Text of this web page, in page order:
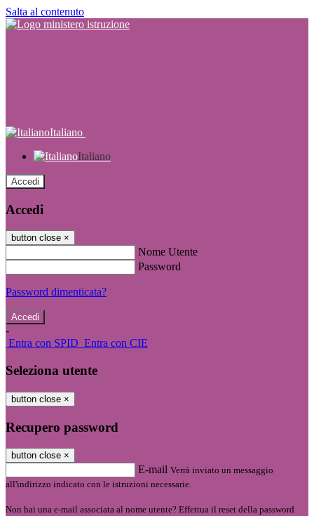
Salta al contenuto
Italiano
Italiano
Accedi
Accedi
button close ×
Nome Utente
Password
Password dimenticata?
-
Entra con SPID Entra con CIE
Seleziona utente
button close ×
Recupero password
button close ×
E-mail Verrà inviato un messaggio
all'indirizzo indicato con le istruzioni necessarie.
Non hai una e-mail associata al nome utente? Effettua il reset della password